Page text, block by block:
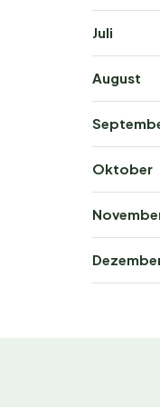
Ihren
Juli
August
Oktober